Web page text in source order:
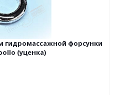
гидромассажной форсунки
(уценка)